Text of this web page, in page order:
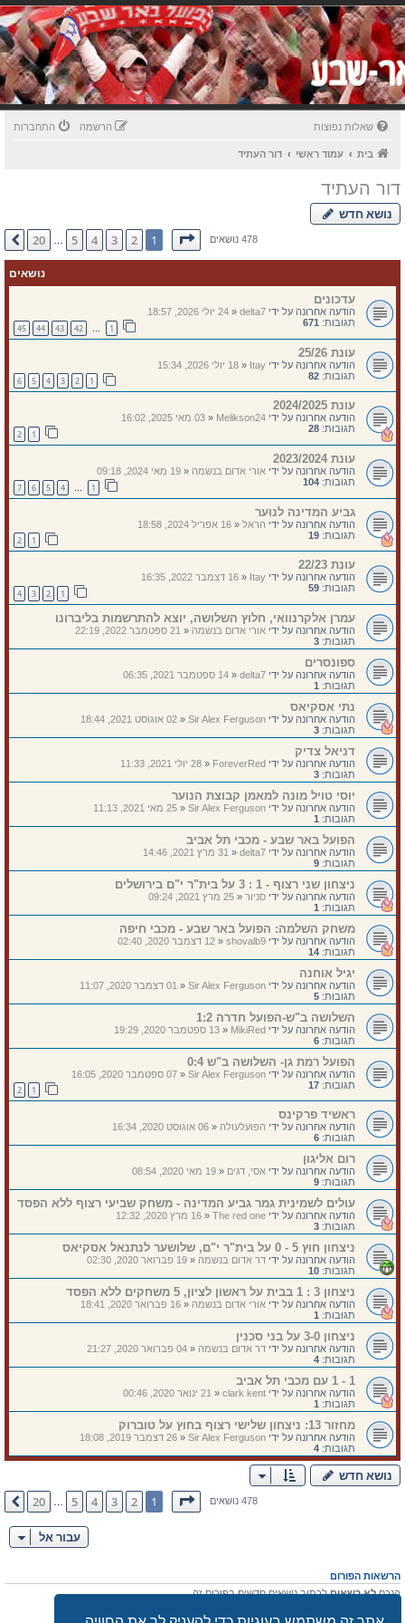
שאלות נפוצות התחברות הרשמה
בית עמוד ראשי דור העתיד
דור העתיד
נושא חדש
478 נושאיםדף1מתוך20
1
2
3
4
5
20 הבא
נושאים
עדכונים
הודעה אחרונה על ידי delta7
«24 יולי 2026, 18:57
תגובות: 671
…
42
43
44
45
עונת 25/26
הודעה אחרונה על ידי Itay
«18 יולי 2026, 15:34
תגובות: 82
2
3
4
5
6
עונת 2024/2025
הודעה אחרונה על ידי Melikson24
«03 מאי 2025, 16:02
תגובות: 28
2
עונת 2023/2024
הודעה אחרונה על ידי אורי אדום בנשמה«19 מאי 2024, 09:18
תגובות: 104
…
4
5
6
7
גביע המדינה לנוער
הודעה אחרונה על ידי הראל«16 אפריל 2024, 18:58
תגובות: 19
2
עונת 22/23
הודעה אחרונה על ידי Itay
«16 דצמבר 2022, 16:35
תגובות: 59
2
3
4
עמרן אלקרנוואי, חלוץ השלושה, יוצא להתרשמות בליברונו
הודעה אחרונה על ידי אורי אדום בנשמה«21 ספטמבר 2022, 22:19
תגובות: 3
ספונסרים
הודעה אחרונה על ידי delta7
«14 ספטמבר 2021, 06:35
תגובות: 1
נתי אסקיאס
הודעה אחרונה על ידי Sir Alex Ferguson
«02 אוגוסט 2021, 18:44
תגובות: 3
דניאל צדיק
הודעה אחרונה על ידי ForeverRed
«28 יולי 2021, 11:33
תגובות: 3
יוסי טויל מונה למאמן קבוצת הנוער
הודעה אחרונה על ידי Sir Alex Ferguson
«25 מאי 2021, 11:13
תגובות: 1
הפועל באר שבע - מכבי תל אביב
הודעה אחרונה על ידי delta7
«31 מרץ 2021, 14:46
תגובות: 9
ניצחון שני רצוף - 1 : 3 על בית"ר י"ם בירושלים
הודעה אחרונה על ידי סניור«25 מרץ 2021, 09:24
תגובות: 1
משחק השלמה: הפועל באר שבע - מכבי חיפה
הודעה אחרונה על ידי shovalb9
«12 דצמבר 2020, 02:40
תגובות: 14
יגיל אוחנה
הודעה אחרונה על ידי Sir Alex Ferguson
«01 דצמבר 2020, 11:07
תגובות: 5
השלושה ב"ש-הפועל חדרה 1:2
הודעה אחרונה על ידי MikiRed
«13 ספטמבר 2020, 19:29
תגובות: 6
הפועל רמת גן- השלושה ב"ש 0:4
הודעה אחרונה על ידי Sir Alex Ferguson
«07 ספטמבר 2020, 16:05
תגובות: 17
2
ראשיד פרקינס
הודעה אחרונה על ידי הפועלעולה«06 אוגוסט 2020, 16:34
תגובות: 6
רום אליגון
הודעה אחרונה על ידי אסי, דגים«19 מאי 2020, 08:54
תגובות: 9
עולים לשמינית גמר גביע המדינה - משחק שביעי רצוף ללא הפסד
הודעה אחרונה על ידי The red one
«16 מרץ 2020, 12:32
תגובות: 3
ניצחון חוץ 5 - 0 על בית"ר י"ם, שלושער לנתנאל אסקיאס
הודעה אחרונה על ידי דר אדום בנשמה«19 פברואר 2020, 02:30
תגובות: 10
ניצחון 3 : 1 בבית על ראשון לציון, 5 משחקים ללא הפסד
הודעה אחרונה על ידי אורי אדום בנשמה«16 פברואר 2020, 18:41
תגובות: 1
ניצחון 3-0 על בני סכנין
הודעה אחרונה על ידי דר אדום בנשמה«04 פברואר 2020, 21:27
תגובות: 4
1 - 1 עם מכבי תל אביב
הודעה אחרונה על ידי clark kent
«21 ינואר 2020, 00:46
תגובות: 1
מחזור 13: ניצחון שלישי רצוף בחוץ על טוברוק
הודעה אחרונה על ידי Sir Alex Ferguson
«26 דצמבר 2019, 18:08
תגובות: 4
נושא חדש
478 נושאיםדף1מתוך20
1
2
3
4
5
…
20 הבא
עבור אל
הרשאות הפורום
הנכםלא רשאיםלכתוב נושאים חדשים בפורום זה
הנכםלא רשאיםלערוך את ההודעות שלך בפורום זה